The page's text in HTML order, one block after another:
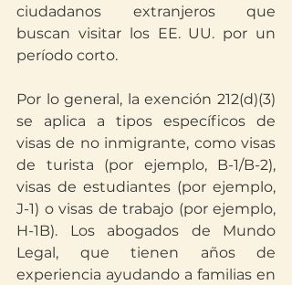
ciudadanos extranjeros que
buscan visitar los EE. UU. por un
período corto.
Por lo general, la exención 212(d)(3)
se aplica a tipos específicos de
visas de no inmigrante, como visas
de turista (por ejemplo, B-1/B-2),
visas de estudiantes (por ejemplo,
J-1) o visas de trabajo (por ejemplo,
H-1B). Los abogados de Mundo
Legal, que tienen años de
experiencia ayudando a familias en